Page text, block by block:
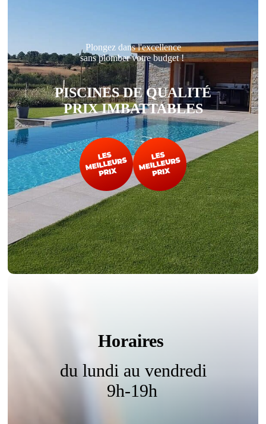
Plongez dans l'excellence
sans plomber votre budget !
PISCINES DE QUALITÉ
PRIX IMBATTABLES
Horaires
du lundi au vendredi
9h-19h